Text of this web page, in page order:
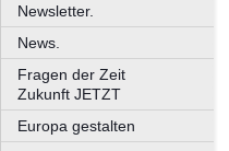
Newsletter.
News.
Fragen der Zeit
Zukunft JETZT
Europa gestalten